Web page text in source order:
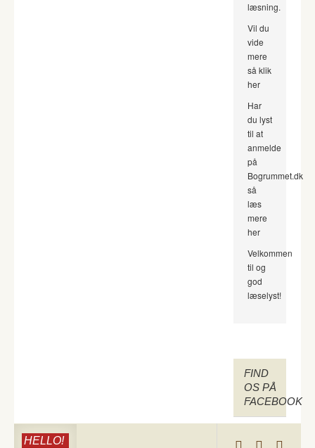
læsning.
Vil du
vide
mere
så klik
her
Har
du lyst
til at
anmelde
på
Bogrummet.dk
så
læs
mere
her
Velkommen
til og
god
læselyst!
FIND
OS PÅ
FACEBOOK
HELLO!